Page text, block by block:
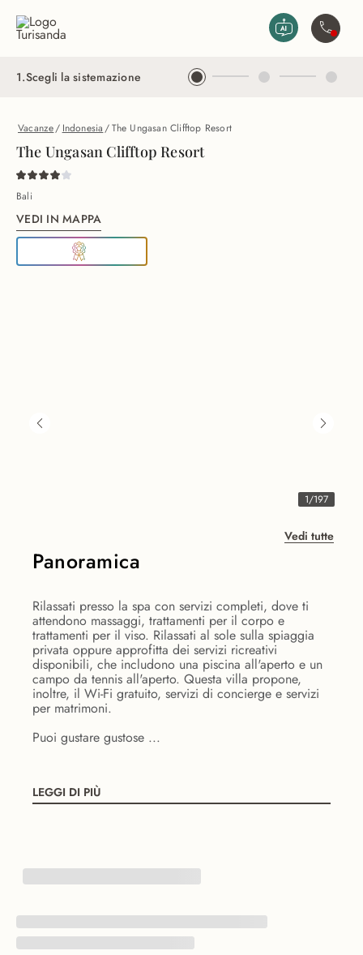
1.Scegli la sistemazione
Vacanze/ Indonesia/The Ungasan Clifftop Resort
The Ungasan Clifftop Resort
Bali
VEDI IN MAPPA
1/197
Vedi tutte
Panoramica
Rilassati presso la spa con servizi completi, dove ti
attendono massaggi, trattamenti per il corpo e
trattamenti per il viso. Rilassati al sole sulla spiaggia
privata oppure approfitta dei servizi ricreativi
disponibili, che includono una piscina all'aperto e un
campo da tennis all'aperto. Questa villa propone,
inoltre, il Wi-Fi gratuito, servizi di concierge e servizi
per matrimoni.
Puoi gustare gustose ...
LEGGI DI PIÙ